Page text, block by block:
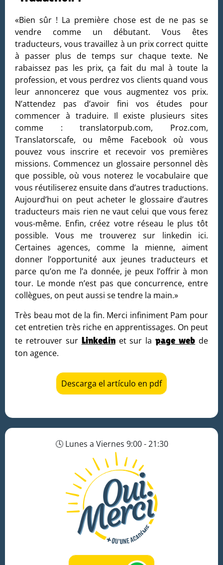
«Bien sûr ! La première chose est de ne pas se
vendre comme un débutant. Vous êtes
traducteurs, vous travaillez à un prix correct quitte
à passer plus de temps sur chaque texte. Ne
rabaissez pas les prix, ça fait du mal à toute la
profession, et vous perdrez vos clients quand vous
leur annoncerez que vous augmentez vos prix.
N’attendez pas d’avoir fini vos études pour
commencer à traduire. Il existe plusieurs sites
comme : translatorpub.com, Proz.com,
Translatorscafe, ou même Facebook où vous
pouvez vous inscrire et recevoir vos premières
missions. Commencez un glossaire personnel dès
que possible, où vous noterez le vocabulaire que
vous réutiliserez ensuite dans d’autres traductions.
Aujourd’hui on peut acheter le glossaire d’autres
traducteurs mais rien ne vaut celui que vous ferez
vous-même. Enfin, créez votre réseau le plus tôt
possible. Vous me trouverez sur linkedin ici.
Certaines agences, comme la mienne, aiment
donner l’opportunité aux jeunes traducteurs et
parce qu’on me l’a donnée, je peux l’offrir à mon
tour. Le monde n’est pas que concurrence, entre
collègues, on peut aussi se tendre la main.»
Très beau mot de la fin. Merci infiniment Pam pour
cet entretien très riche en apprentissages. On peut
te retrouver sur Linkedinet sur lapage web de
ton agence.
Descarga el artículo en pdf
🕓 Lunes a Viernes 9:00 - 21:30